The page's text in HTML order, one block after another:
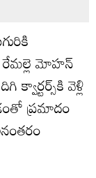
మోహన్
క్వార్టర్స్‌కి వెళ్లి
ప్రమాదం